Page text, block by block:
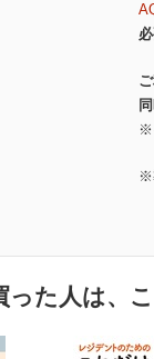
※
※
った人は、